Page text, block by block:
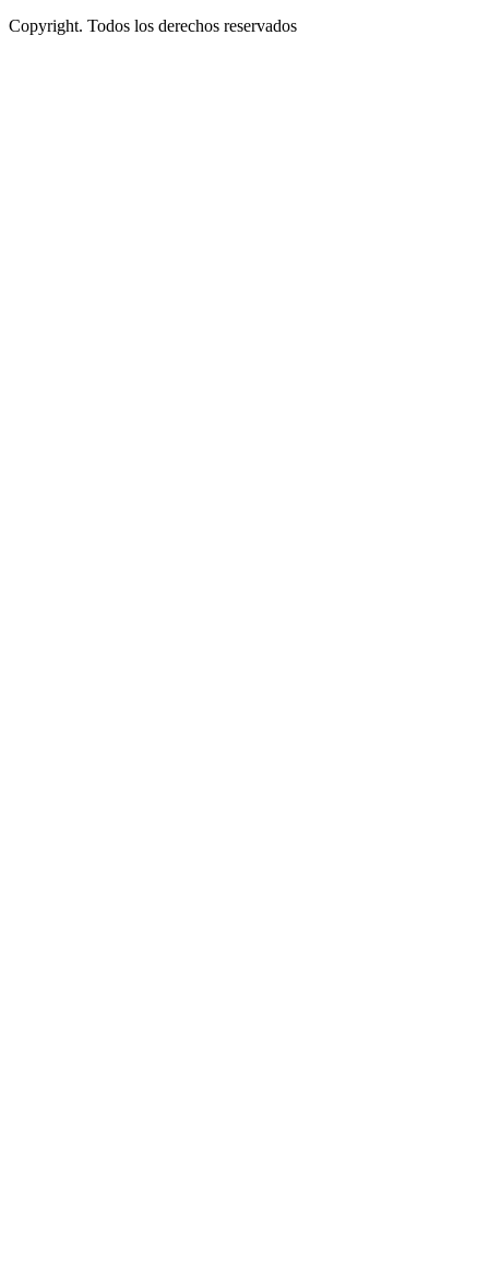
Copyright. Todos los derechos reservados